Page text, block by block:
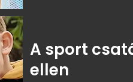
A sport
ellen